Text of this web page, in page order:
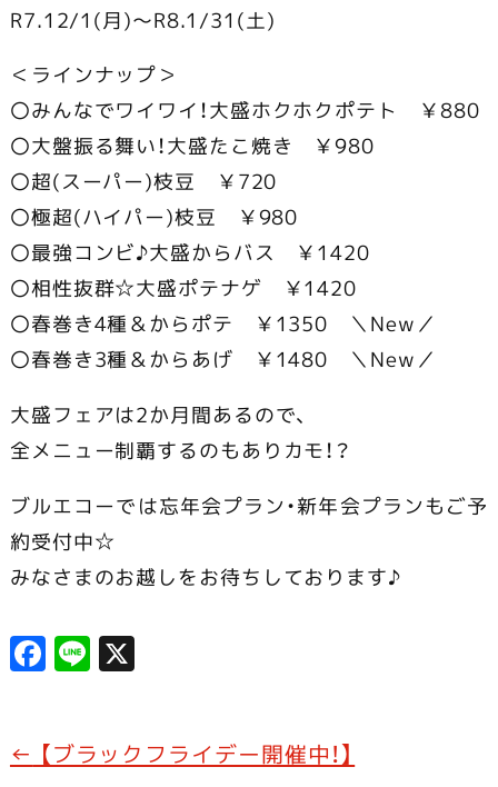
R7.12/1(月)～R8.1/31(土)
＜ラインナップ＞
〇みんなでワイワイ！大盛ホクホクポテト ￥880
〇大盤振る舞い！大盛たこ焼き ￥980
〇超(スーパー)枝豆 ￥720
〇極超(ハイパー)枝豆 ￥980
〇最強コンビ♪大盛からバス ￥1420
〇相性抜群☆大盛ポテナゲ ￥1420
〇春巻き4種＆からポテ ￥1350 ＼New／
〇春巻き3種＆からあげ ￥1480 ＼New／
大盛フェアは2か月間あるので、
全メニュー制覇するのもありカモ！？
ブルエコーでは忘年会プラン・新年会プランもご予
約受付中☆
みなさまのお越しをお待ちしております♪
F
a
e
Li
n
X
← 【ブラックフライデー開催中！】